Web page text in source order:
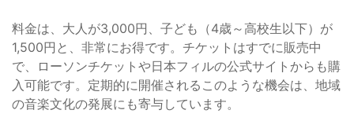
料金は、大人が3,000円、子ども（4歳～高校生以下）が
1,500円と、非常にお得です。チケットはすでに販売中
で、ローソンチケットや日本フィルの公式サイトからも購
入可能です。定期的に開催されるこのような機会は、地域
の音楽文化の発展にも寄与しています。